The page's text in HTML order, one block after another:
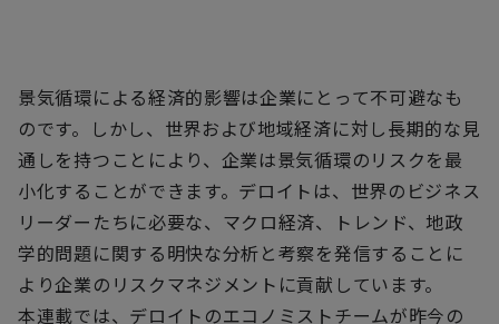
景気循環による経済的影響は企業にとって不可避なも
のです。しかし、世界および地域経済に対し長期的な見
通しを持つことにより、企業は景気循環のリスクを最
小化することができます。デロイトは、世界のビジネス
リーダーたちに必要な、マクロ経済、トレンド、地政
学的問題に関する明快な分析と考察を発信することに
より企業のリスクマネジメントに貢献しています。
本連載では、デロイトのエコノミストチームが昨今の